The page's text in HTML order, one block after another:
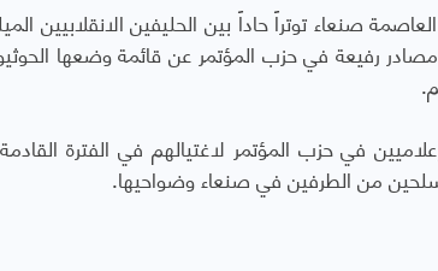
صنعاء توتراً حاداً بين الحليفين الانقلابيين
رفيعة في حزب المؤتمر عن قائمة وضعها
في حزب المؤتمر لاغتيالهم في الفترة
من الطرفين في صنعاء وضواحيها.